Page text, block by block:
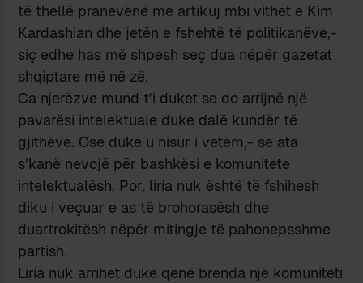
të thellë pranëvënë me artikuj mbi vithet e Kim
Kardashian dhe jetën e fshehtë të politikanëve,-
siç edhe has më shpesh seç dua nëpër gazetat
shqiptare më në zë.
Ca njerëzve mund t’i duket se do arrijnë një
pavarësi intelektuale duke dalë kundër të
gjithëve. Ose duke u nisur i vetëm,- se ata
s’kanë nevojë për bashkësi e komunitete
intelektualësh. Por, liria nuk është të fshihesh
diku i veçuar e as të brohorasësh dhe
duartrokitësh nëpër mitingje të pahonepsshme
partish.
Liria nuk arrihet duke qenë brenda një komuniteti